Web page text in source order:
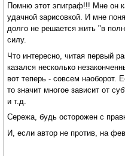
Помню этот эпиграф!!! Мне он
удачной зарисовкой. И мне
долго не решается жить "в
силу.
Что интересно, читая первый
казался несколько
вот теперь - совсем наоборот.
то значит многое зависит от
и т.д.
Сережа, будь осторожен с
И, если автор не против, на